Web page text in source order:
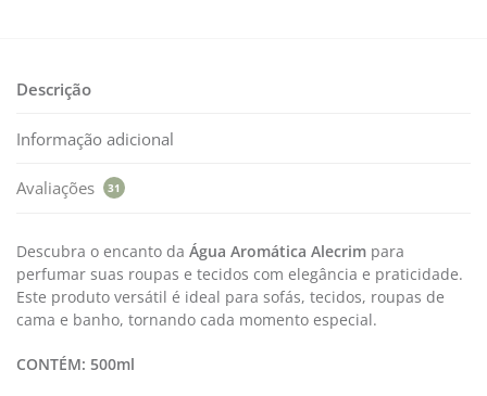
Descrição
Informação adicional
Avaliações 31
Descubra o encanto da Água Aromática Alecrim para
perfumar suas roupas e tecidos com elegância e praticidade.
Este produto versátil é ideal para sofás, tecidos, roupas de
cama e banho, tornando cada momento especial.
CONTÉM: 500ml